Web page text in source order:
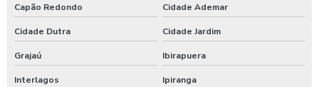
Empresas de refeições terceirizadas
Empresas de refeições transportadas
Capão Redondo Cidade Ademar
Cidade Dutra Cidade Jardim
Grajaú Ibirapuera
Interlagos Ipiranga